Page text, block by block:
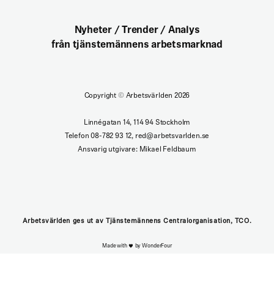
Nyheter / Trender / Analys
från tjänstemännens arbetsmarknad
Copyright ©Arbetsvärlden 2026
Linnégatan 14, 114 94 Stockholm
Telefon 08-782 93 12, red@arbetsvarlden.se
Ansvarig utgivare: Mikael Feldbaum
Arbetsvärlden ges ut av Tjänstemännens Centralorganisation, TCO.
Made with by WonderFour